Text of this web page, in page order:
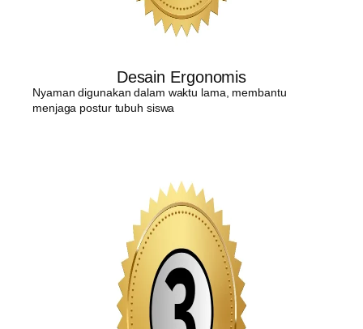
Desain Ergonomis
Nyaman digunakan dalam waktu lama, membantu
menjaga postur tubuh siswa